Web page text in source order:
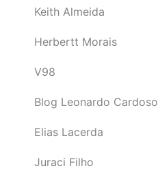
Keith Almeida
Herbertt Morais
V98
Blog Leonardo Cardoso
Elias Lacerda
Juraci Filho